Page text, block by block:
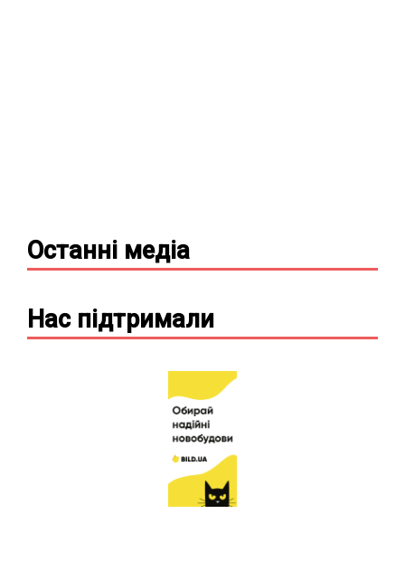
Останні медіа
Нас підтримали